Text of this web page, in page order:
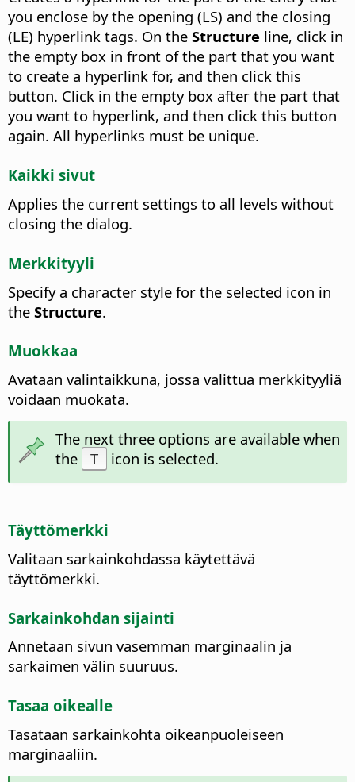
you enclose by the opening (LS) and the closing
(LE) hyperlink tags. On the Structure line, click in
the empty box in front of the part that you want
to create a hyperlink for, and then click this
button. Click in the empty box after the part that
you want to hyperlink, and then click this button
again. All hyperlinks must be unique.
Kaikki sivut
Applies the current settings to all levels without
closing the dialog.
Merkkityyli
Specify a character style for the selected icon in
the Structure.
Muokkaa
Avataan valintaikkuna, jossa valittua merkkityyliä
voidaan muokata.
The next three options are available when
the
T icon is selected.
Täyttömerkki
Valitaan sarkainkohdassa käytettävä
täyttömerkki.
Sarkainkohdan sijainti
Annetaan sivun vasemman marginaalin ja
sarkaimen välin suuruus.
Tasaa oikealle
Tasataan sarkainkohta oikeanpuoleiseen
marginaaliin.